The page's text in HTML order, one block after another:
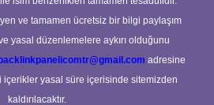
ve tamamen ücretsiz bir bilgi paylaşım
yasal düzenlemelere aykırı olduğunu
backlinkpanelicomtr@gmail.com adresine
yasal süre içerisinde sitemizden
kaldırılacaktır.